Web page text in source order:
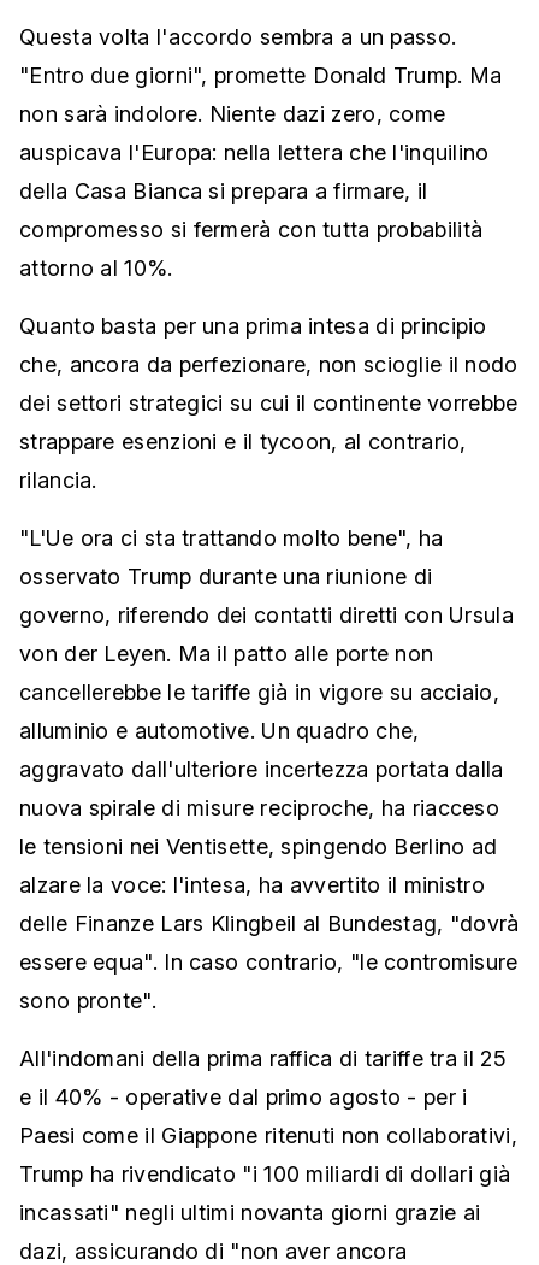
Questa volta l'accordo sembra a un passo.
"Entro due giorni", promette Donald Trump. Ma
non sarà indolore. Niente dazi zero, come
auspicava l'Europa: nella lettera che l'inquilino
della Casa Bianca si prepara a firmare, il
compromesso si fermerà con tutta probabilità
attorno al 10%.
Quanto basta per una prima intesa di principio
che, ancora da perfezionare, non scioglie il nodo
dei settori strategici su cui il continente vorrebbe
strappare esenzioni e il tycoon, al contrario,
rilancia.
"L'Ue ora ci sta trattando molto bene", ha
osservato Trump durante una riunione di
governo, riferendo dei contatti diretti con Ursula
von der Leyen. Ma il patto alle porte non
cancellerebbe le tariffe già in vigore su acciaio,
alluminio e automotive. Un quadro che,
aggravato dall'ulteriore incertezza portata dalla
nuova spirale di misure reciproche, ha riacceso
le tensioni nei Ventisette, spingendo Berlino ad
alzare la voce: l'intesa, ha avvertito il ministro
delle Finanze Lars Klingbeil al Bundestag, "dovrà
essere equa". In caso contrario, "le contromisure
sono pronte".
All'indomani della prima raffica di tariffe tra il 25
e il 40% - operative dal primo agosto - per i
Paesi come il Giappone ritenuti non collaborativi,
Trump ha rivendicato "i 100 miliardi di dollari già
incassati" negli ultimi novanta giorni grazie ai
dazi, assicurando di "non aver ancora